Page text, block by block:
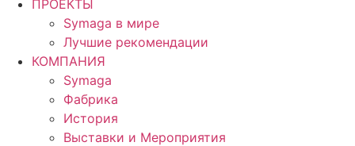
ПРОЕКТЫ
Symaga в мире
Лучшие рекомендации
КОМПАНИЯ
Symaga
Фабрика
История
Выставки и Мероприятия